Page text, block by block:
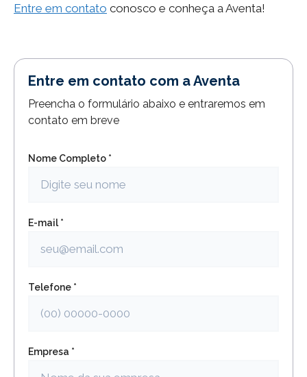
Entre em contato conosco e conheça a Aventa!
Entre em contato com a Aventa
Preencha o formulário abaixo e entraremos em
contato em breve
Nome Completo *
E-mail *
Telefone *
Empresa *